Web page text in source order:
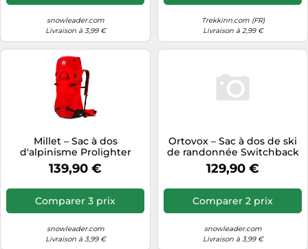
snowleader.com
Livraison à 3,99 €
Trekkinn.com (FR)
Livraison à 2,99 €
Millet – Sac à dos
d'alpinisme Prolighter
38+10 U – Rouge
139,90 €
Comparer 3 prix
snowleader.com
Livraison à 3,99 €
Ortovox – Sac à dos de ski
de randonnée Switchback
30 S pour femme Wild
Berry 30 L
129,90 €
Comparer 2 prix
snowleader.com
Livraison à 3,99 €